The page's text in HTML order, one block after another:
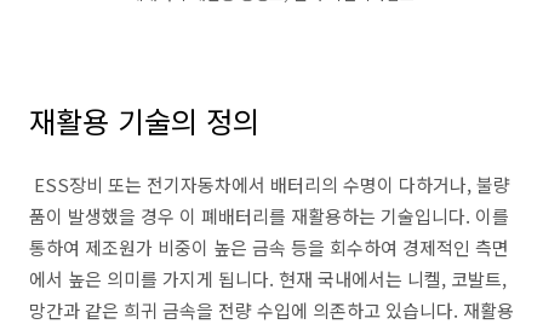
재활용 기술의 정의
ESS장비 또는 전기자동차에서 배터리의 수명이 다하거나, 불량
품이 발생했을 경우 이 폐배터리를 재활용하는 기술입니다. 이를
통하여 제조원가 비중이 높은 금속 등을 회수하여 경제적인 측면
에서 높은 의미를 가지게 됩니다. 현재 국내에서는 니켈, 코발트,
망간과 같은 희귀 금속을 전량 수입에 의존하고 있습니다. 재활용